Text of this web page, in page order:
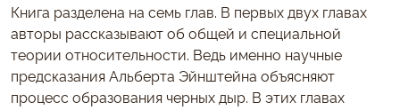
Книга разделена на семь глав. В первых двух главах
авторы рассказывают об общей и специальной
теории относительности. Ведь именно научные
предсказания Альберта Эйнштейна объясняют
процесс образования черных дыр. В этих главах